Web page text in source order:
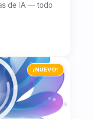
de IA — todo
¡NUEVO!